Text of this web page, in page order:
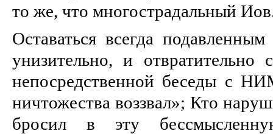
то же, что многострадальный
Оставаться всегда
унизительно, и
непосредственной беседы с
ничтожества воззвал»; Кто
бросил в эту